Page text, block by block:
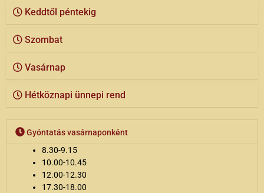
Keddtől péntekig
Szombat
Vasárnap
Hétköznapi ünnepi rend
Gyóntatás vasárnaponként
8.30-9.15
10.00-10.45
12.00-12.30
17.30-18.00